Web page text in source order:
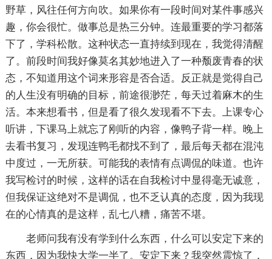
野草，风往任何方向吹。如果你有一段时间对某件事感兴
趣，你会很忙。做事总是热三分钟。连最重要的学习都落
下了，学科松散。这种状态一直持续到现在，我觉得清醒
了。前段时间我好像莫名其妙地进入了一种颓废青春的状
态，不知道用这个词来形容是否合适。反正就是觉得自己
的人生没有明确的目标，前途很渺茫，每天过着麻木的生
活。本来想看书，但是看了很久发现看不下去。上课专心
听讲，下课马上就忘了刚听的内容，像鸭子背一样。晚上
去看书复习，发现连鸭毛都找不到了，最后每天都在混沌
中度过，一无所获。可能我的表情有点调侃的味道。也许
我写检讨的时候，这样的话在自我检讨中显得毫无诚意，
但我保证这绝对不是调侃，也不乏认真的态度，因为我现
在的心情真的是这样，乱七八糟，痛苦不堪。
老师问我有没有学到什么东西，什么可以安定下来的
东西，因为我快大学一半了。安定下来？我突然震惊了，